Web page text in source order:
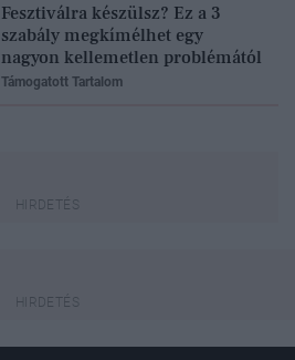
Fesztiválra készülsz? Ez a 3
szabály megkímélhet egy
nagyon kellemetlen problémától
Támogatott Tartalom